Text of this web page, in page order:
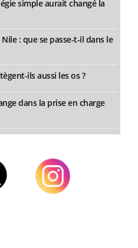
simple aurait changé la
: que se passe-t-il dans le
ils aussi les os ?
dans la prise en charge